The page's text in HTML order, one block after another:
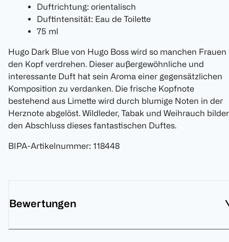
Duftrichtung: orientalisch
Duftintensität: Eau de Toilette
75 ml
Hugo Dark Blue von Hugo Boss wird so manchen Frauen
den Kopf verdrehen. Dieser außergewöhnliche und
interessante Duft hat sein Aroma einer gegensätzlichen
Komposition zu verdanken. Die frische Kopfnote
bestehend aus Limette wird durch blumige Noten in der
Herznote abgelöst. Wildleder, Tabak und Weihrauch
den Abschluss dieses fantastischen Duftes.
BIPA-Artikelnummer: 118448
Bewertungen